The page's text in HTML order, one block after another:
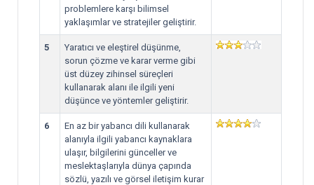
problemlere karşı bilimsel
yaklaşımlar ve stratejiler geliştirir.
5
Yaratıcı ve eleştirel düşünme,
sorun çözme ve karar verme gibi
üst düzey zihinsel süreçleri
kullanarak alanı ile ilgili yeni
düşünce ve yöntemler geliştirir.
6
En az bir yabancı dili kullanarak
alanıyla ilgili yabancı kaynaklara
ulaşır, bilgilerini günceller ve
meslektaşlarıyla dünya çapında
sözlü, yazılı ve görsel iletişim kurar